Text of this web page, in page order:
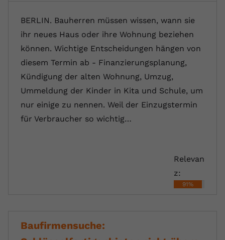
BERLIN. Bauherren müssen wissen, wann sie
ihr neues Haus oder ihre Wohnung beziehen
können. Wichtige Entscheidungen hängen von
diesem Termin ab - Finanzierungsplanung,
Kündigung der alten Wohnung, Umzug,
Ummeldung der Kinder in Kita und Schule, um
nur einige zu nennen. Weil der Einzugstermin
für Verbraucher so wichtig…
Relevan
z:
91%
Baufirmensuche: